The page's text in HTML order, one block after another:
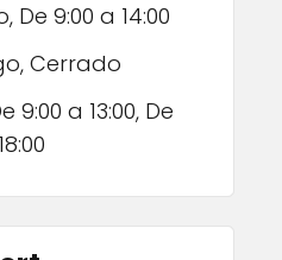
De 9:00 a 14:00
Cerrado
9:00 a 13:00, De